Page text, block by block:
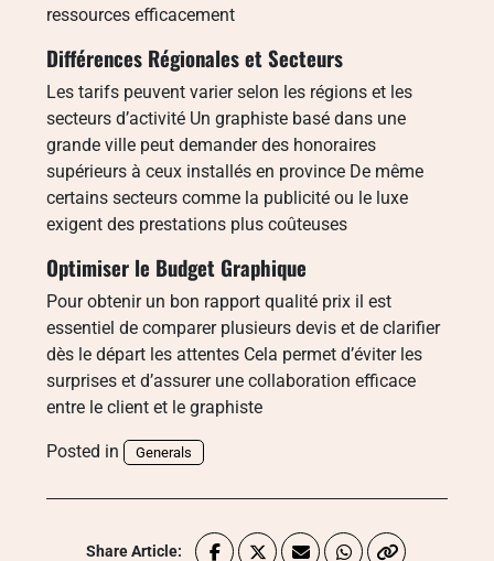
ressources efficacement
Différences Régionales et Secteurs
Les tarifs peuvent varier selon les régions et les
secteurs d’activité Un graphiste basé dans une
grande ville peut demander des honoraires
supérieurs à ceux installés en province De même
certains secteurs comme la publicité ou le luxe
exigent des prestations plus coûteuses
Optimiser le Budget Graphique
Pour obtenir un bon rapport qualité prix il est
essentiel de comparer plusieurs devis et de clarifier
dès le départ les attentes Cela permet d’éviter les
surprises et d’assurer une collaboration efficace
entre le client et le graphiste
Posted in Generals
Share Article: